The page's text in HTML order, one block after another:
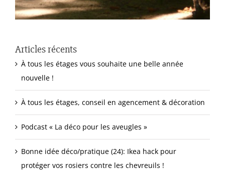
Articles récents
À tous les étages vous souhaite une belle année
nouvelle !
À tous les étages, conseil en agencement & décoration
Podcast « La déco pour les aveugles »
Bonne idée déco/pratique (24): Ikea hack pour
protéger vos rosiers contre les chevreuils !